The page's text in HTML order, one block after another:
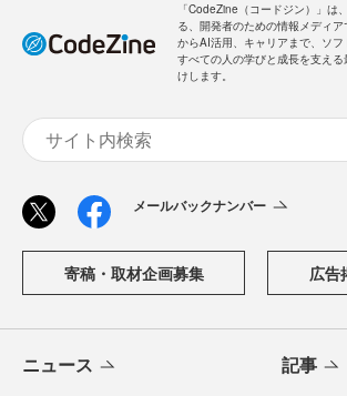
「CodeZine（コードジン）」は
る、開発者のための情報メディ
からAI活用、キャリアまで、ソ
すべての人の学びと成長を支え
けします。
メールバックナンバー
寄稿・取材企画募集 広告
ニュース 記事